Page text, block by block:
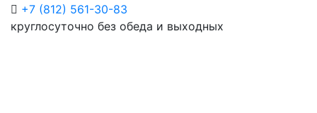
+7 (812) 561-30-83
круглосуточно без обеда и выходных